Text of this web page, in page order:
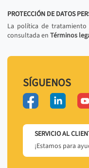
PROTECCIÓN DE DATOS
La política de
consultada en Términos
SÍGUENOS
SERVICIO AL
¡Estamos para